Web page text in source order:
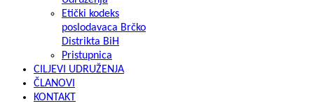
Etički kodeks
poslodavaca Brčko
Distrikta BiH
Pristupnica
CILJEVI UDRUŽENJA
ČLANOVI
KONTAKT